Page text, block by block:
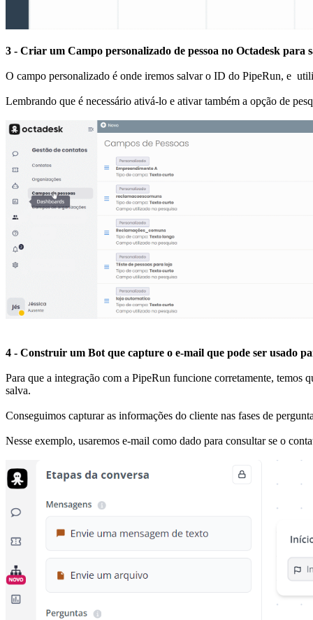
3 - Criar um Campo personalizado de pessoa no Octadesk
O campo personalizado é onde iremos salvar o ID do PipeRun, e
Lembrando que é necessário ativá-lo e ativar também a opção de
4 - Construir um Bot que capture o e-mail que pode ser usado
Para que a integração com a PipeRun funcione corretamente, temos
salva.
Conseguimos capturar as informações do cliente nas fases de
Nesse exemplo, usaremos e-mail como dado para consultar se o